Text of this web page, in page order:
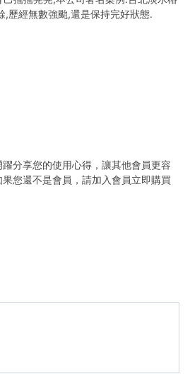
,歷經無數強颱,還是保持完好狀態.
分享您的使用心得，讓其他會員更容
您還不是會員，請加入會員立即購買